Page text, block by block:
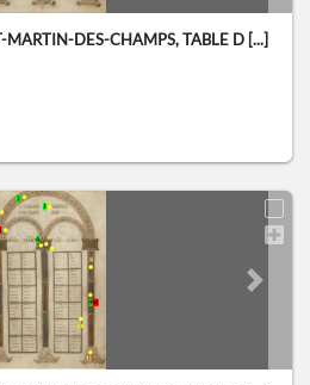
MARTIN-DES-CHAMPS, TABLE D [...]
Next